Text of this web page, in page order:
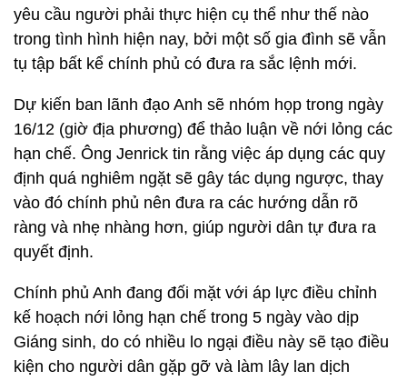
yêu cầu người phải thực hiện cụ thể như thế nào
trong tình hình hiện nay, bởi một số gia đình sẽ vẫn
tụ tập bất kể chính phủ có đưa ra sắc lệnh mới.
Dự kiến ban lãnh đạo Anh sẽ nhóm họp trong ngày
16/12 (giờ địa phương) để thảo luận về nới lỏng các
hạn chế. Ông Jenrick tin rằng việc áp dụng các quy
định quá nghiêm ngặt sẽ gây tác dụng ngược, thay
vào đó chính phủ nên đưa ra các hướng dẫn rõ
ràng và nhẹ nhàng hơn, giúp người dân tự đưa ra
quyết định.
Chính phủ Anh đang đối mặt với áp lực điều chỉnh
kế hoạch nới lỏng hạn chế trong 5 ngày vào dịp
Giáng sinh, do có nhiều lo ngại điều này sẽ tạo điều
kiện cho người dân gặp gỡ và làm lây lan dịch